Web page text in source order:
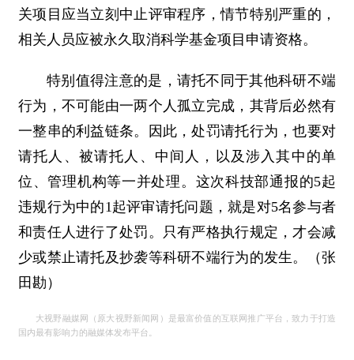
关项目应当立刻中止评审程序，情节特别严重的，
相关人员应被永久取消科学基金项目申请资格。
特别值得注意的是，请托不同于其他科研不端
行为，不可能由一两个人孤立完成，其背后必然有
一整串的利益链条。因此，处罚请托行为，也要对
请托人、被请托人、中间人，以及涉入其中的单
位、管理机构等一并处理。这次科技部通报的5起
违规行为中的1起评审请托问题，就是对5名参与者
和责任人进行了处罚。只有严格执行规定，才会减
少或禁止请托及抄袭等科研不端行为的发生。（张
田勘）
大视野融媒网（原大视野新闻网）是最富价值的互联网推广平台，致力于打造
国内最有影响力的融媒体发布平台。